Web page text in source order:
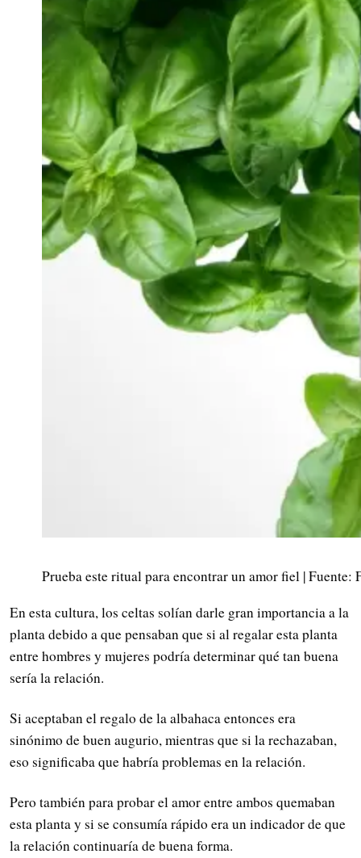
Prueba este ritual para encontrar un amor fiel | Fuente:
En esta cultura, los celtas solían darle gran importancia a la
planta debido a que pensaban que si al regalar esta planta
entre hombres y mujeres podría determinar qué tan buena
sería la relación.
Si aceptaban el regalo de la albahaca entonces era
sinónimo de buen augurio, mientras que si la rechazaban,
eso significaba que habría problemas en la relación.
Pero también para probar el amor entre ambos quemaban
esta planta y si se consumía rápido era un indicador de que
la relación continuaría de buena forma.